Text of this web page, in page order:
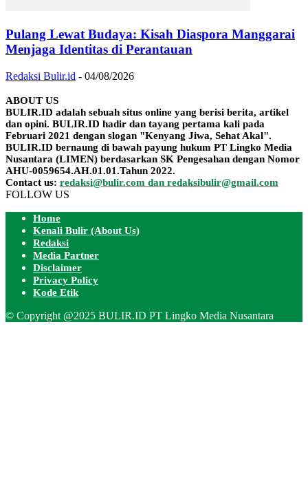
Pulang Lewat Budaya: Kisah Diaspora Manggarai
Menjaga Identitas di Perantauan
Redaksi Bulir.id - 04/08/2026
ABOUT US
BULIR.ID adalah sebuah situs online yang berisi berita, artikel
dan opini. BULIR.ID hadir dan tayang pertama kali pada
Februari 2021 dengan slogan "Kenyang Jiwa, Sehat Akal".
BULIR.ID bernaung di bawah payung hukum PT Lingko Media
Nusantara (LIMEN) berdasarkan SK Pengesahan dengan Nomor
AHU-0059654.AH.01.01.Tahun 2022.
Contact us: redaksi@bulir.com dan redaksibulir@gmail.com
FOLLOW US
Home
Kenali Bulir (About Us)
Redaksi
Media Partner
Disclaimer
Privacy Policy
Kode Etik
© Copyright @2025 BULIR.ID PT Lingko Media Nusantara